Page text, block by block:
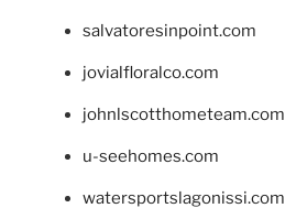
salvatoresinpoint.com
jovialfloralco.com
johnlscotthometeam.com
u-seehomes.com
watersportslagonissi.com